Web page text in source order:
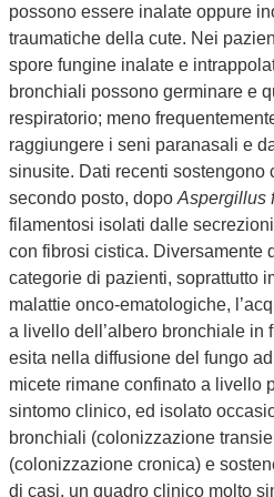
possono essere inalate oppure
traumatiche della cute. Nei
spore fungine inalate e
bronchiali possono germinare e
respiratorio; meno
raggiungere i seni paranasali e
sinusite. Dati recenti sostengono
secondo posto, dopo Aspergillus
filamentosi isolati dalle
con fibrosi cistica. Diversamente
categorie di pazienti, soprattutto
malattie onco-ematologiche,
a livello dell’albero bronchiale in
esita nella diffusione del fungo ad
micete rimane confinato a livello
sintomo clinico, ed isolato
bronchiali (colonizzazione
(colonizzazione cronica) e
di casi, un quadro clinico molto